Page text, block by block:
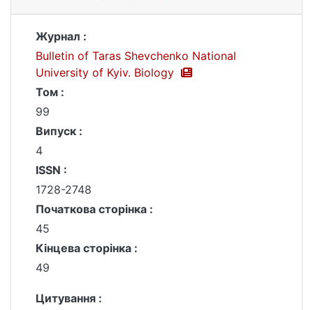
Журнал :
Bulletin of Taras Shevchenko National
University of Kyiv. Biology
Том :
99
Випуск :
4
ISSN :
1728-2748
Початкова сторінка :
45
Кінцева сторінка :
49
Цитування :